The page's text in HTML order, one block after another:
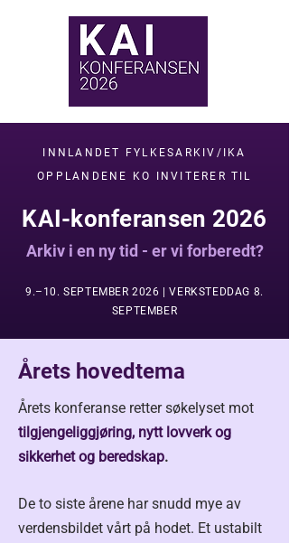
INNLANDET FYLKESARKIV/IKA
OPPLANDENE KO INVITERER TIL
KAI-konferansen 2026
Arkiv i en ny tid - er vi forberedt?
9.–10. SEPTEMBER 2026 | VERKSTEDDAG 8.
SEPTEMBER
Årets hovedtema
​Årets konferanse retter søkelyset mot
tilgjengeliggjøring, nytt lovverk og
sikkerhet og beredskap.
De to siste årene har snudd mye av
verdensbildet vårt på hodet. Et ustabilt